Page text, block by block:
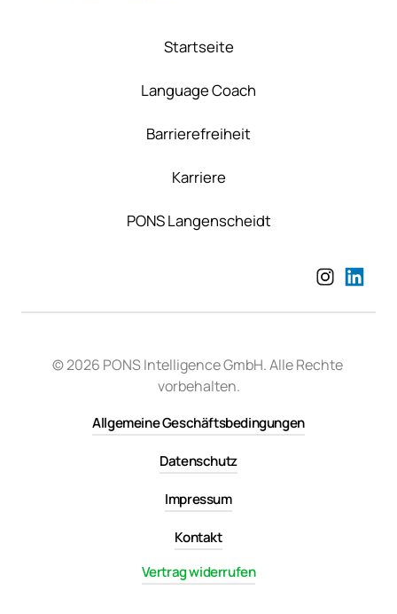
Startseite
Language Coach
Barrierefreiheit
Karriere
PONS Langenscheidt
© 2026 PONS Intelligence GmbH. Alle Rechte
vorbehalten.
Allgemeine Geschäftsbedingungen
Datenschutz
Impressum
Kontakt
Vertrag widerrufen